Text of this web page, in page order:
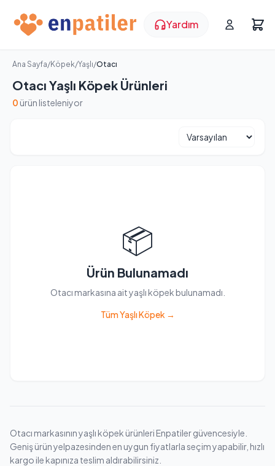
Yardım
Ana Sayfa/Köpek/Yaşlı/Otacı
Otacı Yaşlı Köpek Ürünleri
0 ürün listeleniyor
📦
Ürün Bulunamadı
Otacı markasına ait yaşlı köpek bulunamadı.
Tüm Yaşlı Köpek →
Otacı markasının yaşlı köpek ürünleri Enpatiler güvencesiyle.
Geniş ürün yelpazesinden en uygun fiyatlarla seçim yapabilir, hızlı
kargo ile kapınıza teslim aldırabilirsiniz.